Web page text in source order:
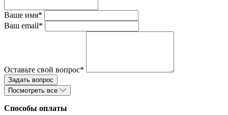
Ваше имя*
Ваш email*
Оставьте свой вопрос*
Посмотреть все
Способы оплаты